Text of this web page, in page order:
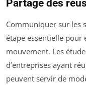
Partage des
Communiquer sur les
étape essentielle pour
mouvement. Les
d’entreprises ayant
peuvent servir de